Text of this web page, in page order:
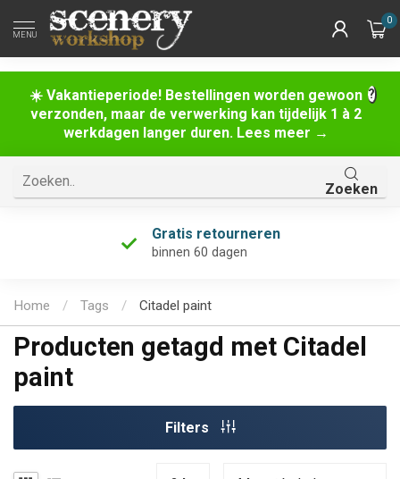
☀️ Vakantieperiode! Bestellingen worden gewoon
verzonden, maar de verwerking kan tijdelijk 1 à 2
werkdagen langer duren. Lees meer →
MENU
0
Zoeken
Uniek assortiment
én de grootste van Nederland!
Home / Tags / Citadel paint
Producten getagd met Citadel
paint
Filters